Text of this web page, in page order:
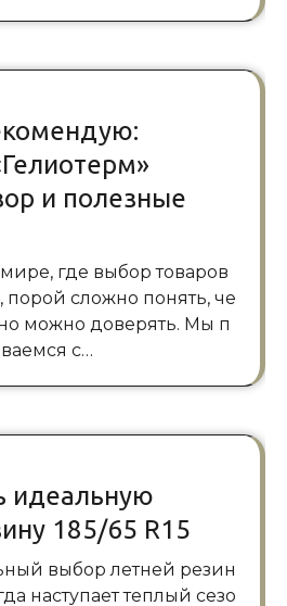
и полезные
порой сложно понять, че
можно доверять. Мы п
с…
идеальную
185/65 R15
наступает теплый сезо